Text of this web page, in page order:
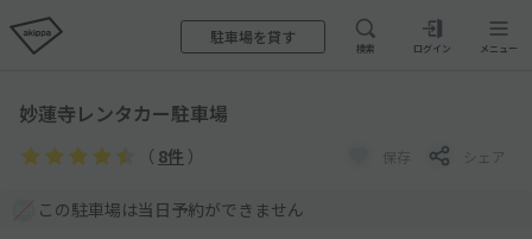
駐車場を貸す
検索 ログイン メニュー
妙蓮寺レンタカー駐車場
（ 8件 ） 保存 シェア
この駐車場は当日予約ができません